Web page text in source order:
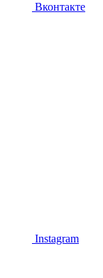
Вконтакте
Instagram